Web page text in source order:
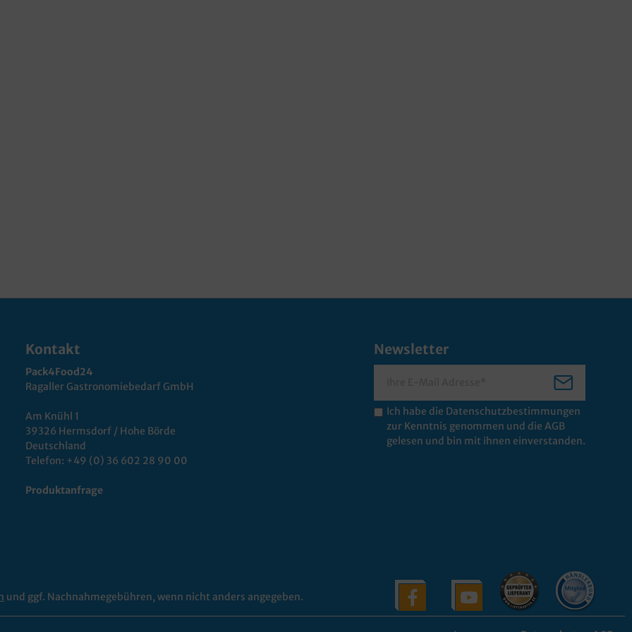
Kontakt
Pack4Food24
Ragaller Gastronomiebedarf GmbH
Am Knühl 1
39326 Hermsdorf / Hohe Börde
Deutschland
Telefon: +49 (0) 36 602 28 90 00
Produktanfrage
Newsletter
Ich habe die Datenschutzbestimmungen
zur Kenntnis genommen und die AGB
gelesen und bin mit ihnen einverstanden.
und ggf. Nachnahmegebühren, wenn nicht anders angegeben.